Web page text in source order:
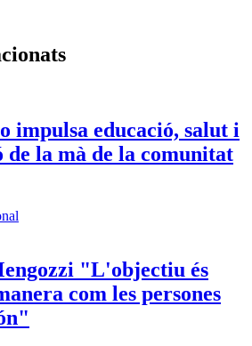
impulsa educació, salut i
de la mà de la comunitat
"L'objectiu és
com les persones